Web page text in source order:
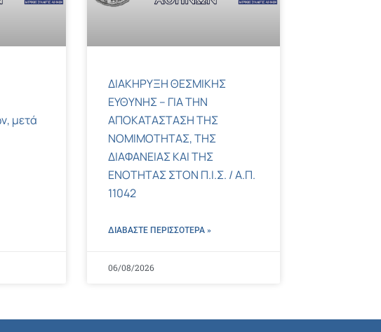
μετά
ΔΙΑΚΗΡΥΞΗ ΘΕΣΜΙΚΗΣ
ΕΥΘΥΝΗΣ – ΓΙΑ ΤΗΝ
ΑΠΟΚΑΤΑΣΤΑΣΗ ΤΗΣ
ΝΟΜΙΜΟΤΗΤΑΣ, ΤΗΣ
ΔΙΑΦΑΝΕΙΑΣ ΚΑΙ ΤΗΣ
ΕΝΟΤΗΤΑΣ ΣΤΟΝ Π.Ι.Σ. / Α.Π.
11042
ΔΙΑΒΑΣΤΕ ΠΕΡΙΣΣΌΤΕΡΑ »
06/08/2026